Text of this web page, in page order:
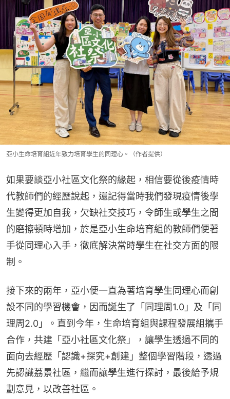
亞小生命培育組近年致力培育學生的同理心。（作者提供）
如果要談亞小社區文化祭的緣起，相信要從後疫情時
代教師們的經歷說起，還記得當時我們發現疫情後學
生變得更加自我，欠缺社交技巧，令師生或學生之間
的磨擦頓時增加，於是亞小生命培育組的教師們便著
手從同理心入手，徹底解決當時學生在社交方面的限
制。
接下來的兩年，亞小便一直為著培育學生同理心而創
設不同的學習機會，因而誕生了「同理周1.0」及「同
理周2.0」。直到今年，生命培育組與課程發展組攜手
合作，共建「亞小社區文化祭」，讓學生透過不同的
面向去經歷「認識+探究+創建」整個學習階段，透過
先認識荔景社區，繼而讓學生進行探討，最後給予規
劃意見，以改善社區。